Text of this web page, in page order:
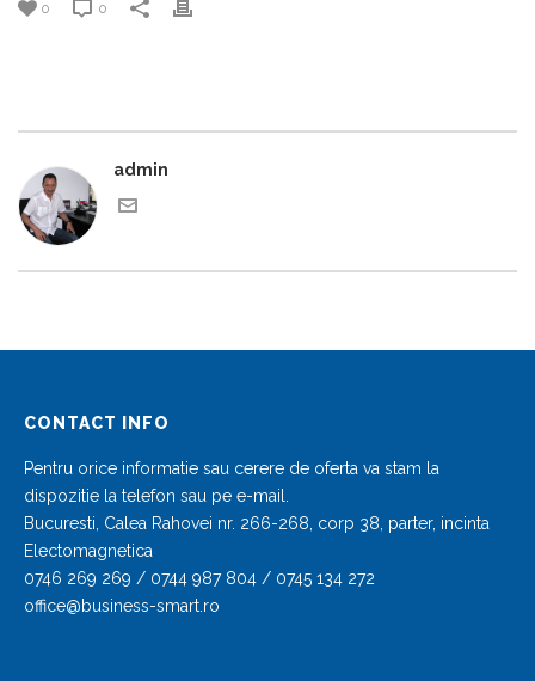
0 0
admin
CONTACT INFO
Pentru orice informatie sau cerere de oferta va stam la
dispozitie la telefon sau pe e-mail.
Bucuresti, Calea Rahovei nr. 266-268, corp 38, parter, incinta
Electomagnetica
0746 269 269 / 0744 987 804 / 0745 134 272
office@business-smart.ro